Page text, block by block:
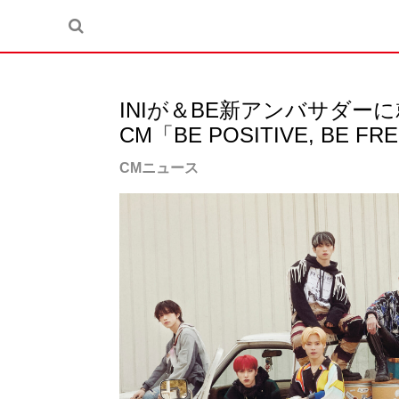
INIが＆BE新アンバサダー
CM「BE POSITIVE, BE
CMニュース